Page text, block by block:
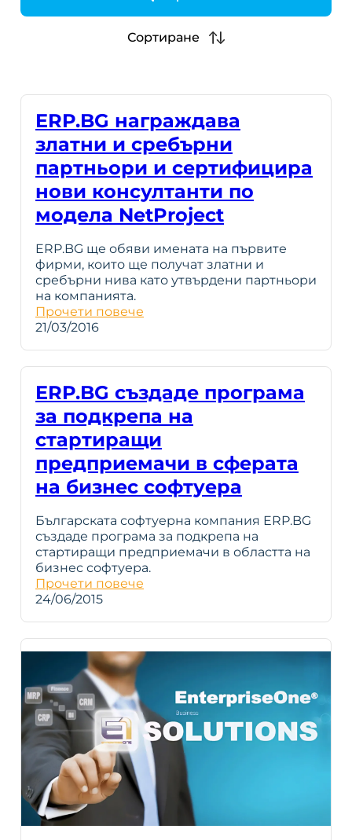
h
Сортиране
ERP.BG награждава
златни и сребърни
партньори и сертифицира
нови консултанти по
модела NetProject
ERP.BG ще обяви имената на първите
фирми, които ще получат златни и
сребърни нива като утвърдени партньори
на компанията.
Прочети повече
21/03/2016
ERP.BG създаде програма
за подкрепа на
стартиращи
предприемачи в сферата
на бизнес софтуера
Българската софтуерна компания ERP.BG
създаде програма за подкрепа на
стартиращи предприемачи в областта на
бизнес софтуера.
Прочети повече
24/06/2015